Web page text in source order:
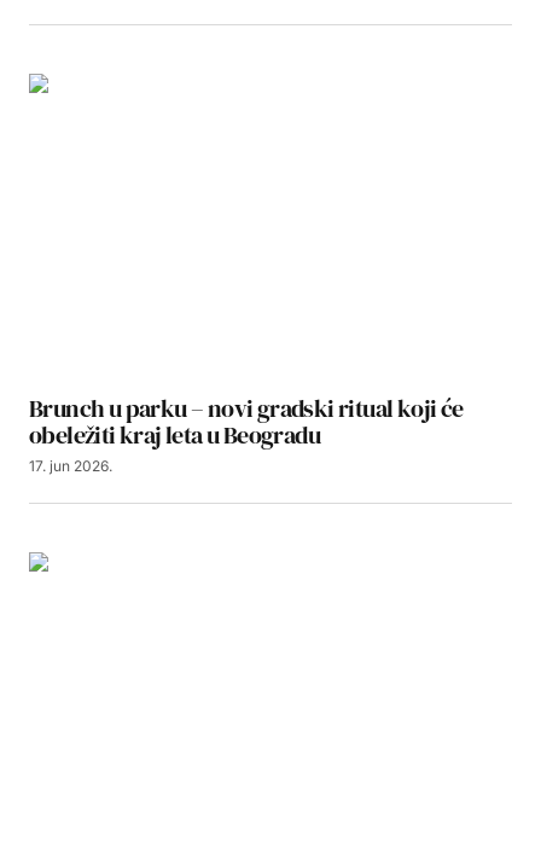
Brunch u parku – novi gradski ritual koji će
obeležiti kraj leta u Beogradu
17. jun 2026.